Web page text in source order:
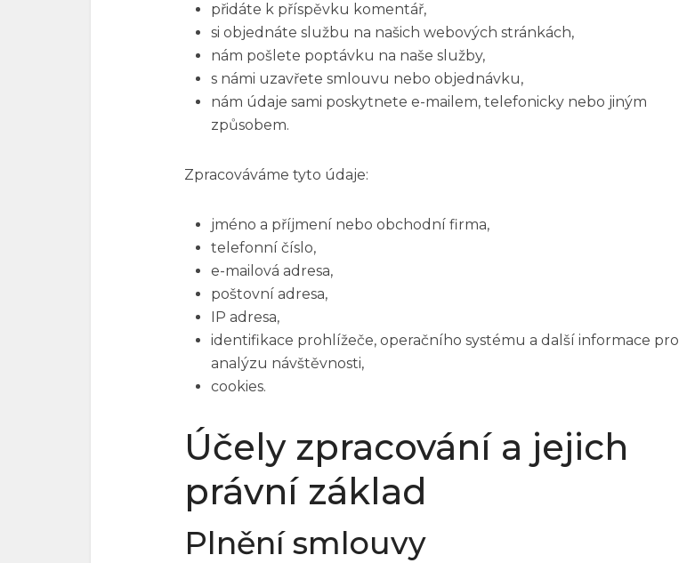
přidáte k příspěvku komentář,
si objednáte službu na našich webových stránkách,
nám pošlete poptávku na naše služby,
s námi uzavřete smlouvu nebo objednávku,
nám údaje sami poskytnete e-mailem, telefonicky nebo jiným
způsobem.
Zpracováváme tyto údaje:
jméno a příjmení nebo obchodní firma,
telefonní číslo,
e-mailová adresa,
poštovní adresa,
IP adresa,
identifikace prohlížeče, operačního systému a další informace pro
analýzu návštěvnosti,
cookies.
Účely zpracování a jejich
právní základ
Plnění smlouvy